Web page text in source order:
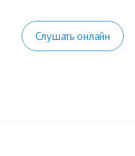
Слушать онлайн